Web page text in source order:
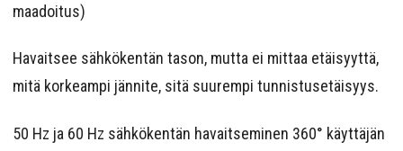
maadoitus)
Havaitsee sähkökentän tason, mutta ei mittaa etäisyyttä,
mitä korkeampi jännite, sitä suurempi tunnistusetäisyys.
50 Hz ja 60 Hz sähkökentän havaitseminen 360° käyttäjän